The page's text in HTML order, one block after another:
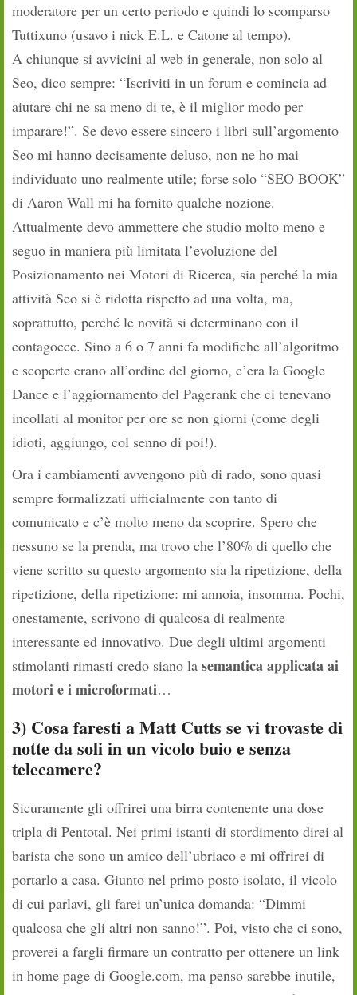
moderatore per un certo periodo e quindi lo scomparso
Tuttixuno (usavo i nick E.L. e Catone al tempo).
A chiunque si avvicini al web in generale, non solo al
Seo, dico sempre: “Iscriviti in un forum e comincia ad
aiutare chi ne sa meno di te, è il miglior modo per
imparare!”. Se devo essere sincero i libri sull’argomento
Seo mi hanno decisamente deluso, non ne ho mai
individuato uno realmente utile; forse solo “SEO BOOK”
di Aaron Wall mi ha fornito qualche nozione.
Attualmente devo ammettere che studio molto meno e
seguo in maniera più limitata l’evoluzione del
Posizionamento nei Motori di Ricerca, sia perché la mia
attività Seo si è ridotta rispetto ad una volta, ma,
soprattutto, perché le novità si determinano con il
contagocce. Sino a 6 o 7 anni fa modifiche all’algoritmo
e scoperte erano all’ordine del giorno, c’era la Google
Dance e l’aggiornamento del Pagerank che ci tenevano
incollati al monitor per ore se non giorni (come degli
idioti, aggiungo, col senno di poi!).
Ora i cambiamenti avvengono più di rado, sono quasi
sempre formalizzati ufficialmente con tanto di
comunicato e c’è molto meno da scoprire. Spero che
nessuno se la prenda, ma trovo che l’80% di quello che
viene scritto su questo argomento sia la ripetizione, della
ripetizione, della ripetizione: mi annoia, insomma. Pochi,
onestamente, scrivono di qualcosa di realmente
interessante ed innovativo. Due degli ultimi argomenti
stimolanti rimasti credo siano la semantica applicata ai
motori e i microformati…
3) Cosa faresti a Matt Cutts se vi trovaste di
notte da soli in un vicolo buio e senza
telecamere?
Sicuramente gli offrirei una birra contenente una dose
tripla di Pentotal. Nei primi istanti di stordimento direi al
barista che sono un amico dell’ubriaco e mi offrirei di
portarlo a casa. Giunto nel primo posto isolato, il vicolo
di cui parlavi, gli farei un’unica domanda: “Dimmi
qualcosa che gli altri non sanno!”. Poi, visto che ci sono,
proverei a fargli firmare un contratto per ottenere un link
in home page di Google.com, ma penso sarebbe inutile,